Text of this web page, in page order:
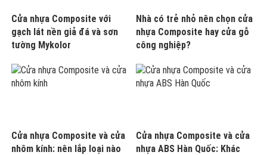
Cửa nhựa Composite với
gạch lát nền giả đá và sơn
tường Mykolor
Nhà có trẻ nhỏ nên chọn cửa
nhựa Composite hay cửa gỗ
công nghiệp?
Cửa nhựa Composite và cửa
nhôm kính: nên lắp loại nào
Cửa nhựa Composite và cửa
nhựa ABS Hàn Quốc: Khác